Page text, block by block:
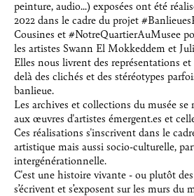
peinture, audio...) exposées ont été
2022 dans le cadre du projet
Cousines et #NotreQuartierAuMusee
les artistes Swann El Mokkeddem et
Elles nous livrent des représentations
delà des clichés et des stéréotypes
banlieue.
Les archives et collections du musée
aux œuvres d'artistes émergent.es et
Ces réalisations s'inscrivent dans le
artistique mais aussi socio-culturelle,
intergénérationnelle.
C'est une histoire vivante - ou plutôt
s’écrivent et s’exposent sur les murs du